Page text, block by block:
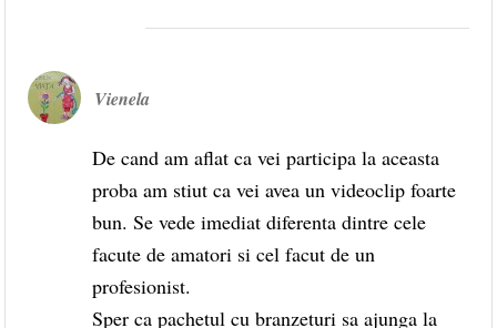
Vienela
De cand am aflat ca vei participa la aceasta
proba am stiut ca vei avea un videoclip foarte
bun. Se vede imediat diferenta dintre cele
facute de amatori si cel facut de un
profesionist.
Sper ca pachetul cu branzeturi sa ajunga la